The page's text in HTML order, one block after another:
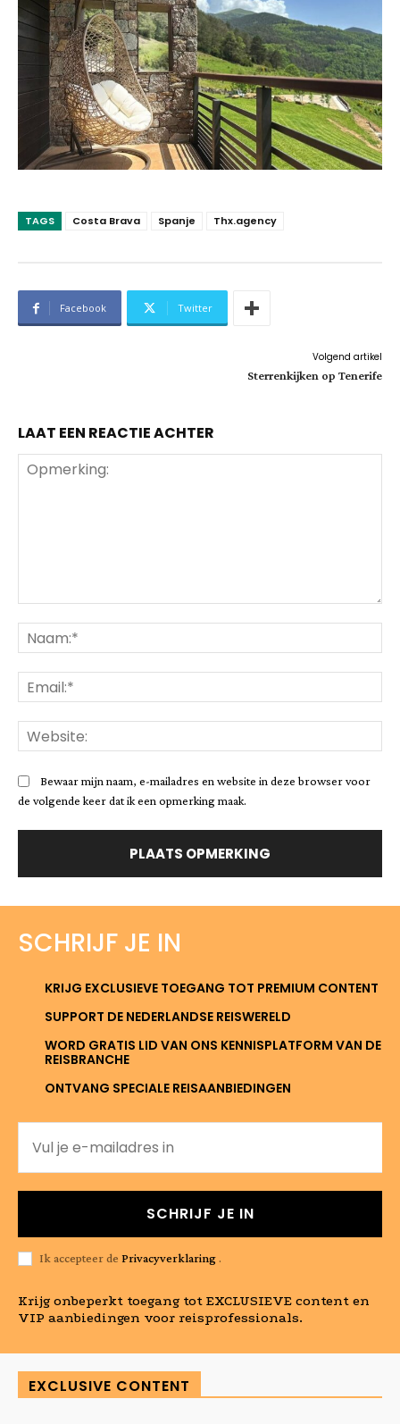
TAGS Costa Brava Spanje Thx.agency
Facebook Twitter
Volgend artikel
Sterrenkijken op Tenerife
LAAT EEN REACTIE ACHTER
Bewaar mijn naam, e-mailadres en website in deze browser voor
de volgende keer dat ik een opmerking maak.
SCHRIJF JE IN
KRIJG EXCLUSIEVE TOEGANG TOT PREMIUM CONTENT
SUPPORT DE NEDERLANDSE REISWERELD
WORD GRATIS LID VAN ONS KENNISPLATFORM VAN DE
REISBRANCHE
ONTVANG SPECIALE REISAANBIEDINGEN
SCHRIJF JE IN
Ik accepteer de Privacyverklaring .
Krijg onbeperkt toegang tot EXCLUSIEVE content en
VIP aanbiedingen voor reisprofessionals.
EXCLUSIVE CONTENT